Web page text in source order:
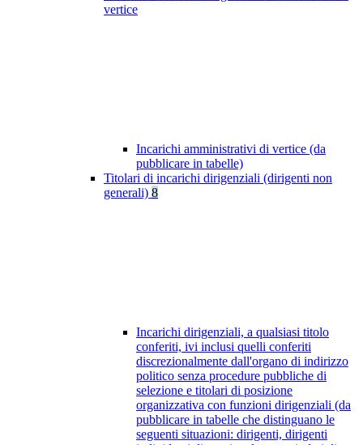
vertice
Incarichi amministrativi di vertice (da
pubblicare in tabelle)
Titolari di incarichi dirigenziali (dirigenti non
generali) 8
Incarichi dirigenziali, a qualsiasi titolo
conferiti, ivi inclusi quelli conferiti
discrezionalmente dall'organo di indirizzo
politico senza procedure pubbliche di
selezione e titolari di posizione
organizzativa con funzioni dirigenziali (da
pubblicare in tabelle che distinguano le
seguenti situazioni: dirigenti, dirigenti